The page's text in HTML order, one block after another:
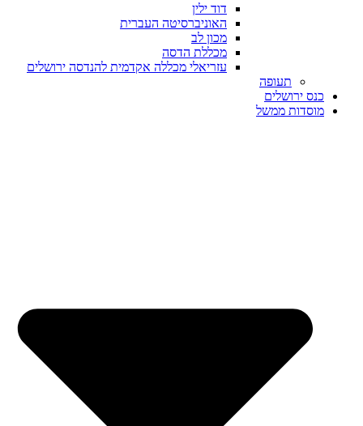
דוד ילין
האוניברסיטה העברית
מכון לב
מכללת הדסה
עזריאלי מכללה אקדמית להנדסה ירושלים
תעופה
כנס ירושלים
מוסדות ממשל